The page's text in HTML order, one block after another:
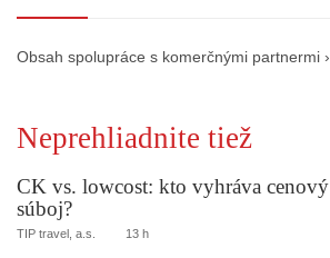
Obsah spolupráce s komerčnými partnermi ›
Neprehliadnite tiež
CK vs. lowcost: kto vyhráva cenový
súboj?
TIP travel, a.s. 13 h